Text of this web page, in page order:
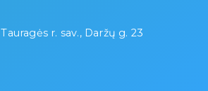
r. sav., Daržų g. 23